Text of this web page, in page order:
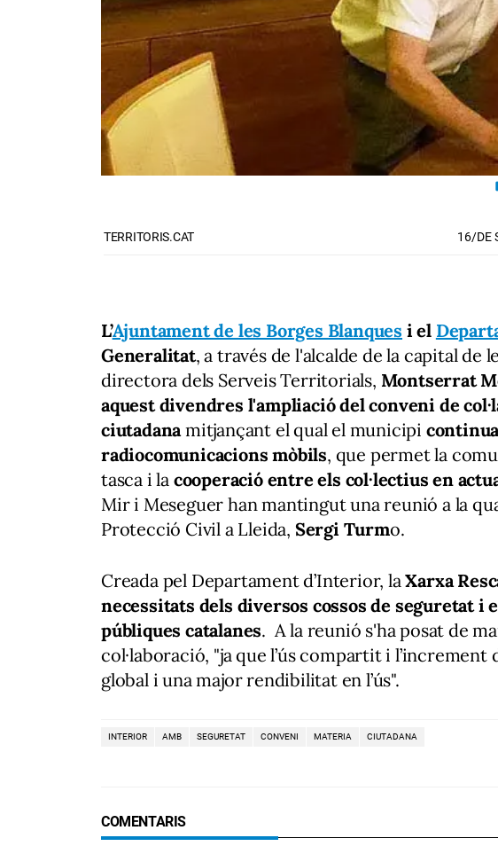
TERRITORIS.CAT 16/DE
L’Ajuntament de les Borges Blanques i el
Generalitat, a través de l'alcalde de la capital de
directora dels Serveis Territorials, Montserrat
aquest divendres l'ampliació del conveni de
ciutadanamitjançant el qual el municipi
radiocomunicacions mòbils, que permet la
tasca i la cooperació entre els col·lectius en
Mir i Meseguer han mantingut una reunió a la
Protecció Civil a Lleida, Sergi Turmo.
Creada pel Departament d’Interior, la Xarxa
necessitats dels diversos cossos de seguretat
públiques catalanes. A la reunió s'ha posat de
col·laboració, "ja que l’ús compartit i
global i una major rendibilitat en l’ús".
INTERIOR AMB SEGURETAT CONVENI MATERIA CIUTADANA
COMENTARIS